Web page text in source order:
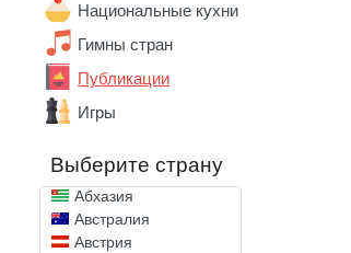
Национальные кухни
Гимны стран
Публикации
Игры
Выберите страну
Абхазия
Австралия
Австрия